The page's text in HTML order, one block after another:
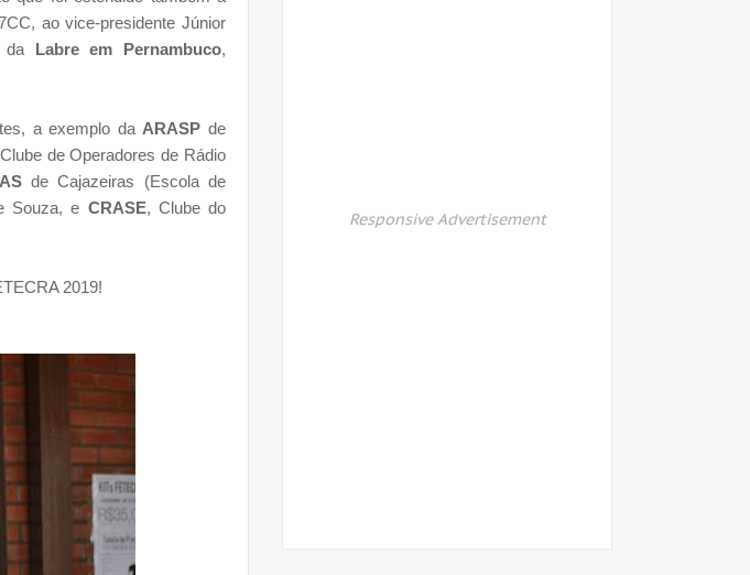
ao vice-presidente Júnior
da Labre em Pernambuco,
a exemplo da ARASP de
de Operadores de Rádio
de Cajazeiras (Escola de
Souza, e CRASE, Clube do
2019!
Responsive Advertisement